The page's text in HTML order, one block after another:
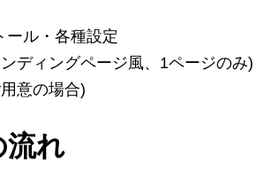
ール・各種設定
ディングページ風、1ページのみ)
意の場合)
流れ